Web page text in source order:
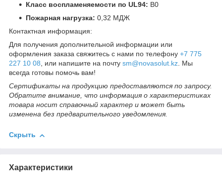
Класс воспламеняемости по UL94: В0
Пожарная нагрузка: 0,32 МДЖ
Контактная информация:
Для получения дополнительной информации или
оформления заказа свяжитесь с нами по телефону +7 775
227 10 08, или напишите на почту sm@novasolut.kz. Мы
всегда готовы помочь вам!
Сертификаты на продукцию предоставляются по запросу.
Обратите внимание, что информация о характеристиках
товара носит справочный характер и может быть
изменена без предварительного уведомления.
Скрыть
Характеристики